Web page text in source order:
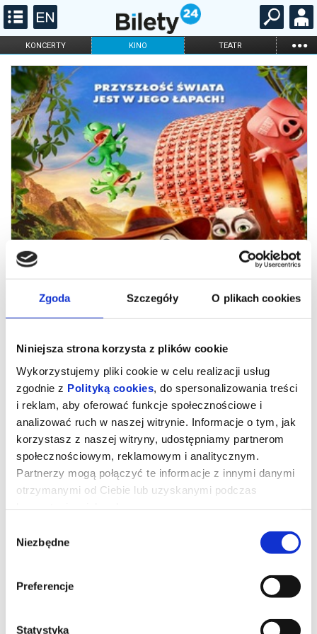
Zgoda Szczegóły O plikach cookies
Niniejsza strona korzysta z plików cookie
Wykorzystujemy pliki cookie w celu realizacji usług
zgodnie z Polityką cookies , do spersonalizowania treści
i reklam, aby oferować funkcje społecznościowe i
analizować ruch w naszej witrynie. Informacje o tym, jak
korzystasz z naszej witryny, udostępniamy partnerom
społecznościowym, reklamowym i analitycznym.
Partnerzy mogą połączyć te informacje z innymi danymi
otrzymanymi od Ciebie lub uzyskanymi podczas
zgody
Niezbędne
Preferencje
Statystyka
KONCERTY KINO TEATR ...
FILHARMONIA OPERA I BALET
DLA DZIECI
ONLINE KARNETY
ma siostrę, a cały gatunek kurozająców potrzebuje ratunku,
wyrusza w ryzykowną podróż do legendarnej Świątyni Świstaka.
która będzie wymagała prawdziwej odwagi. Na szczęście nie jest
sam: towarzyszą mu wierni przyjaciele - nieco sarkastyczny żółw i